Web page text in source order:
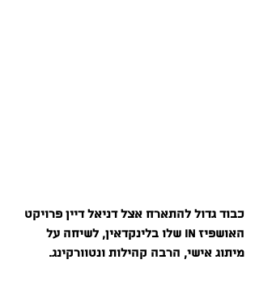
כבוד גדול להתארח אצל דניאל דיין פרויקט
האושפיז IN שלו בלינקדאין, לשיחה על
מיתוג אישי, הרבה קהילות ונטוורקינג.